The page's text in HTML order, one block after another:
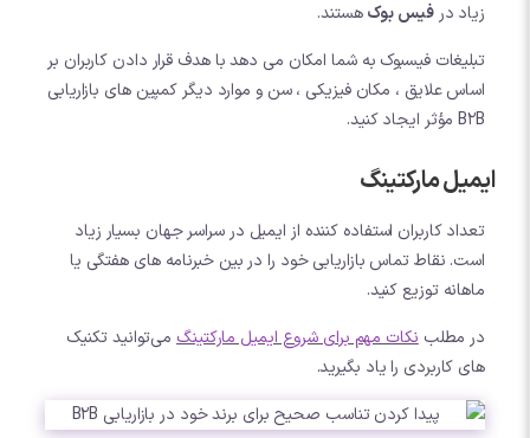
زیاد درفیس بوکهستند.
تبلیغات فیسبوک به شما امکان می دهد با هدف قرار دادن کاربران بر
اساس علایق ، مکان فیزیکی ، سن و موارد دیگر کمپین های بازاریابی
B2B مؤثر ایجاد کنید.
ایمیل مارکتینگ
تعداد کاربران استفاده کننده از ایمیل در سراسر جهان بسیار زیاد
است. نقاط تماس بازاریابی خود را در بین خبرنامه های هفتگی یا
ماهانه توزیع کنید.
در مطلبنکات مهم برای شروع ایمیل مارکتینگمی‌توانید تکنیک
های کاربردی را یاد بگیرید.